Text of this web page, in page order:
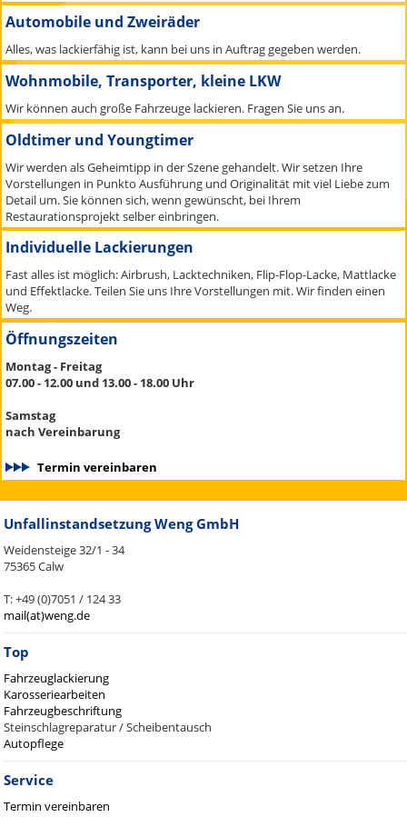
Automobile und Zweiräder
Alles, was lackierfähig ist, kann bei uns in Auftrag gegeben werden.
Wohnmobile, Transporter, kleine LKW
Wir können auch große Fahrzeuge lackieren. Fragen Sie uns an.
Oldtimer und Youngtimer
Wir werden als Geheimtipp in der Szene gehandelt. Wir setzen Ihre
Vorstellungen in Punkto Ausführung und Originalität mit viel Liebe zum
Detail um. Sie können sich, wenn gewünscht, bei Ihrem
Restaurationsprojekt selber einbringen.
Individuelle Lackierungen
Fast alles ist möglich: Airbrush, Lacktechniken, Flip-Flop-Lacke, Mattlacke
und Effektlacke. Teilen Sie uns Ihre Vorstellungen mit. Wir finden einen
Weg.
Öffnungszeiten
Montag - Freitag
07.00 - 12.00 und 13.00 - 18.00 Uhr
Samstag
nach Vereinbarung
Termin vereinbaren
Unfallinstandsetzung Weng GmbH
Weidensteige 32/1 - 34
75365 Calw
T: +49 (0)7051 / 124 33
mail(at)weng.de
Top
Fahrzeuglackierung
Karosseriearbeiten
Fahrzeugbeschriftung
Steinschlagreparatur / Scheibentausch
Autopflege
Service
Termin vereinbaren